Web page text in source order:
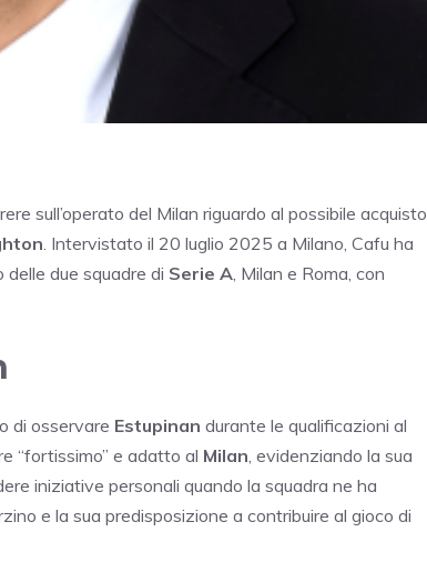
sull’operato del Milan riguardo al possibile acquisto
. Intervistato il 20 luglio 2025 a Milano, Cafu ha
due squadre di Serie A, Milan e Roma, con
di osservare Estupinan durante le qualificazioni al
“fortissimo” e adatto al Milan, evidenziando la sua
iniziative personali quando la squadra ne ha
e la sua predisposizione a contribuire al gioco di